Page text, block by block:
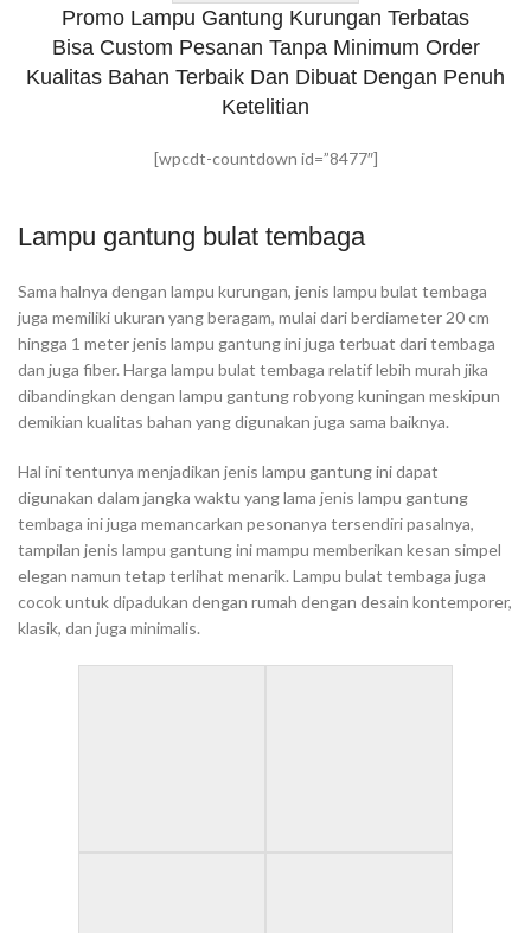
Promo Lampu Gantung Kurungan Terbatas
Bisa Custom Pesanan Tanpa Minimum Order
Kualitas Bahan Terbaik Dan Dibuat Dengan Penuh
Ketelitian
[wpcdt-countdown id=”8477″]
Lampu gantung bulat tembaga
Sama halnya dengan lampu kurungan, jenis lampu bulat tembaga
juga memiliki ukuran yang beragam, mulai dari berdiameter 20 cm
hingga 1 meter jenis lampu gantung ini juga terbuat dari tembaga
dan juga fiber. Harga lampu bulat tembaga relatif lebih murah jika
dibandingkan dengan lampu gantung robyong kuningan meskipun
demikian kualitas bahan yang digunakan juga sama baiknya.
Hal ini tentunya menjadikan jenis lampu gantung ini dapat
digunakan dalam jangka waktu yang lama jenis lampu gantung
tembaga ini juga memancarkan pesonanya tersendiri pasalnya,
tampilan jenis lampu gantung ini mampu memberikan kesan simpel
elegan namun tetap terlihat menarik. Lampu bulat tembaga juga
cocok untuk dipadukan dengan rumah dengan desain kontemporer,
klasik, dan juga minimalis.